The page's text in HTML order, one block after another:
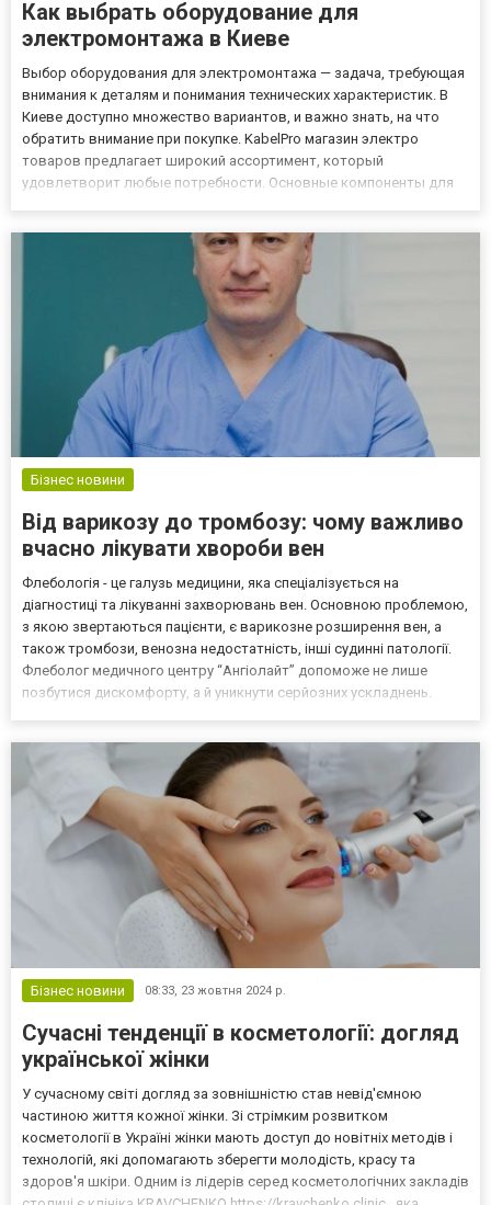
Как выбрать оборудование для
электромонтажа в Киеве
Выбор оборудования для электромонтажа — задача, требующая
внимания к деталям и понимания технических характеристик. В
Киеве доступно множество вариантов, и важно знать, на что
обратить внимание при покупке. KabelPro магазин электро
товаров предлагает широкий ассортимент, который
удовлетворит любые потребности. Основные компоненты для
Бізнес новини
Від варикозу до тромбозу: чому важливо
вчасно лікувати хвороби вен
Флебологія - це галузь медицини, яка спеціалізується на
діагностиці та лікуванні захворювань вен. Основною проблемою,
з якою звертаються пацієнти, є варикозне розширення вен, а
також тромбози, венозна недостатність, інші судинні патології.
Флеболог медичного центру “Ангіолайт” допоможе не лише
позбутися дискомфорту, а й уникнути серйозних ускладнень.
Бізнес новини 08:33, 23 жовтня 2024 р.
Сучасні тенденції в косметології: догляд
української жінки
У сучасному світі догляд за зовнішністю став невід'ємною
частиною життя кожної жінки. Зі стрімким розвитком
косметології в Україні жінки мають доступ до новітніх методів і
технологій, які допомагають зберегти молодість, красу та
здоров'я шкіри. Одним із лідерів серед косметологічних закладів